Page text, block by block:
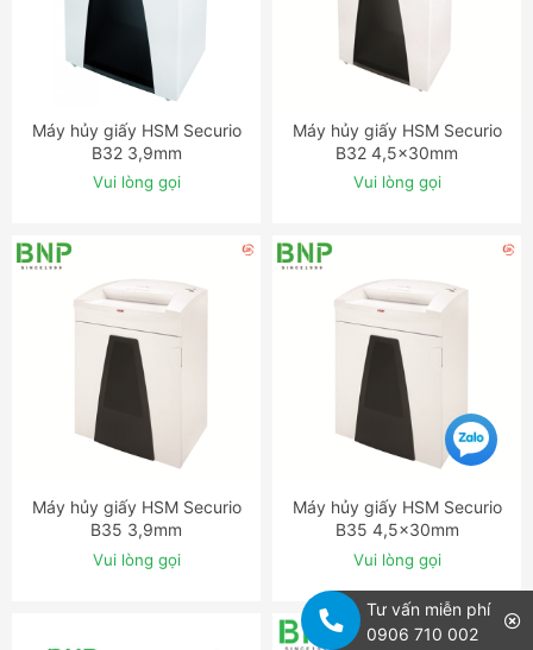
ĐẶT NGAY
Máy hủy giấy HSM Securio
B32 3,9mm
Vui lòng gọi
ĐẶT NGAY
Máy hủy giấy HSM Securio
B32 4,5x30mm
Vui lòng gọi
ĐẶT NGAY
Máy hủy giấy HSM Securio
B35 3,9mm
Vui lòng gọi
ĐẶT NGAY
Máy hủy giấy HSM Securio
B35 4,5x30mm
Vui lòng gọi
Tư vấn miễn phí
0906 710 002